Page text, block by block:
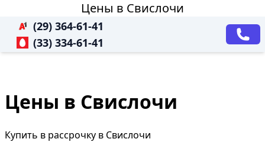
Цены в Свислочи
(29) 364-61-41
(33) 334-61-41
Цены в Свислочи
Купить в рассрочку в Свислочи